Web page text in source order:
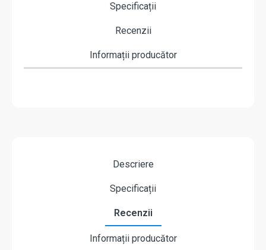
Specificații
Recenzii
Informații producător
Descriere
Specificații
Recenzii
Informații producător